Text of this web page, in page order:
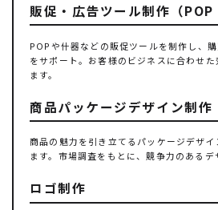
販促・広告ツール制作（POP
POPや什器などの販促ツールを制作し、
をサポート。お客様のビジネスに合わせ
ます。
商品パッケージデザイン制作
商品の魅力を引き立てるパッケージデザ
ます。市場調査をもとに、競争力のあるデ
ロゴ制作